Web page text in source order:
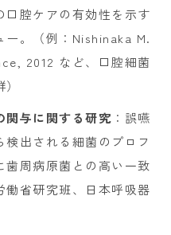
口腔ケアの有効性を示す
ー。（例：Nishinaka M.
2012 など、口腔細菌
関与に関する研究 ：誤嚥
出される細菌のプロフ
歯周病原菌との高い一致
省研究班、日本呼吸器